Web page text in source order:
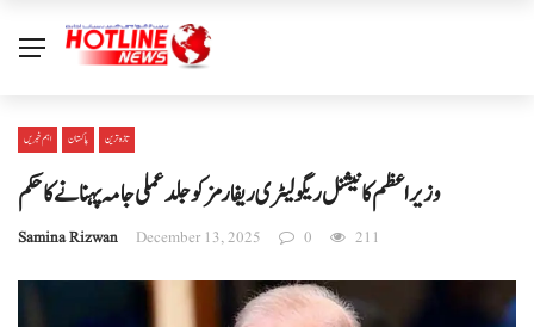
اہم خبریں پاکستان تازہ ترین
وزیراعظم کا نیشنل ریگولیٹری ریفارمز کو جلد عملی جامہ پہنانے کا حکم
Samina Rizwan December 13, 2025 0 211